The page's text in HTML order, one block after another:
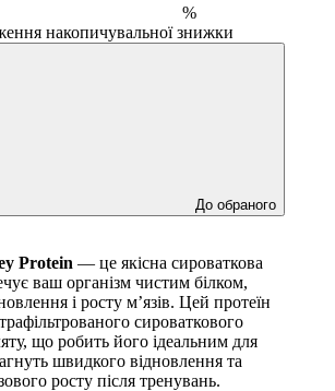
%
накопичувальної знижки
До обраного
Protein — це якісна сироваткова
ваш організм чистим білком,
і росту м’язів. Цей протеїн
сироваткового
що робить його ідеальним для
швидкого відновлення та
росту після тренувань.